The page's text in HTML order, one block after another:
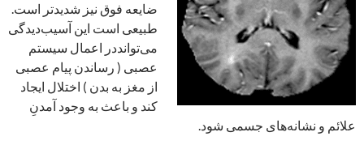
ضایعه فوق نیز شدیدتر است.
طبیعی است این آسیب‌دیدگی
می‌توانددر اعمال سیستم
عصبی ( رساندن پیام عصبی
از مغز به بدن ) اختلال ایجاد
کند و باعث به وجود آمدنِ
علائم و نشانه‌های جسمی شود.